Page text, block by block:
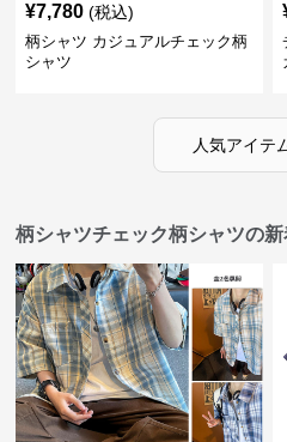
¥7,780 (税込)
柄シャツ カジュアルチェック柄
シャツ
人気アイテ
柄シャツチェック柄シャツの